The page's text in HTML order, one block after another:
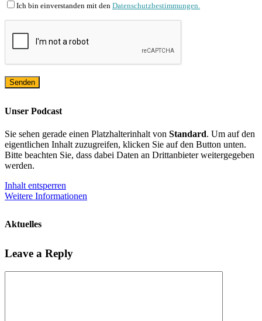
Ich bin einverstanden mit den Datenschutzbestimmungen.
Unser Podcast
Sie sehen gerade einen Platzhalterinhalt von Standard. Um auf den
eigentlichen Inhalt zuzugreifen, klicken Sie auf den Button unten.
Bitte beachten Sie, dass dabei Daten an Drittanbieter weitergegeben
werden.
Inhalt entsperren
Weitere Informationen
Aktuelles
Leave a Reply